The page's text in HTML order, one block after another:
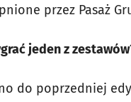
przez Pasaż
jeden z
do poprzedniej